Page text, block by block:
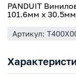
PANDUIT
101.6мм x
Артикул: